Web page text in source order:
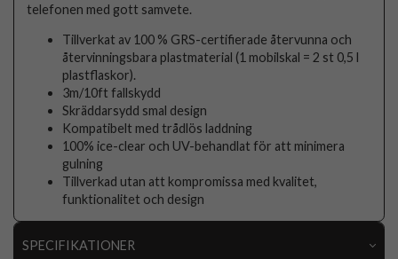
telefonen med gott samvete.
Tillverkat av 100 % GRS-certifierade återvunna och
återvinningsbara plastmaterial (1 mobilskal = 2 st 0,5 l
plastflaskor).
3m/10ft fallskydd
Skräddarsydd smal design
Kompatibelt med trådlös laddning
100% ice-clear och UV-behandlat för att minimera
gulning
Tillverkad utan att kompromissa med kvalitet,
funktionalitet och design
SPECIFIKATIONER